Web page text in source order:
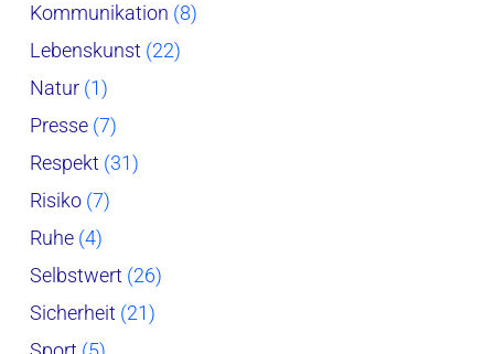
Kommunikation (8)
Lebenskunst (22)
Natur (1)
Presse (7)
Respekt (31)
Risiko (7)
Ruhe (4)
Selbstwert (26)
Sicherheit (21)